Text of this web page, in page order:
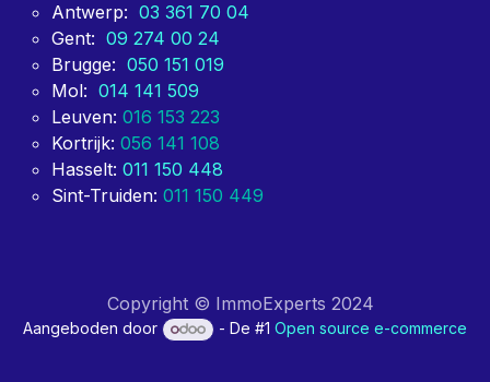
Antwerp: 03 361 70 04
Gent: 09 274 00 24
Brugge: 050 151 019
Mol: 014 141 509
Leuven: 016 153 223
Kortrijk: 056 141 108
Hasselt: 011 150 448
Sint-Truiden: 011 150 449
Copyright © ImmoExperts 2024
Aangeboden door - De #1Open source e-commerce